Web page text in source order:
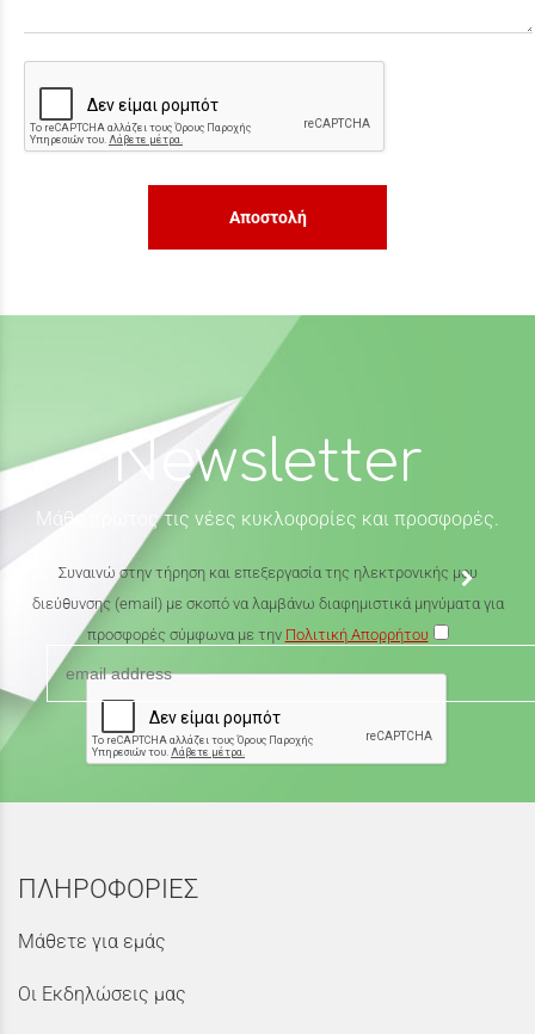
Αποστολή
Newsletter
Μάθε πρώτος τις νέες κυκλοφορίες και προσφορές.
Συναινώ στην τήρηση και επεξεργασία της ηλεκτρονικής μου
διεύθυνσης (email) με σκοπό να λαμβάνω διαφημιστικά μηνύματα για
προσφορές σύμφωνα με την Πολιτική Απορρήτου
ΠΛΗΡΟΦΟΡΙΕΣ
Μάθετε για εμάς
Οι Εκδηλώσεις μας